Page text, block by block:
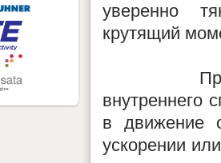
уверенно
крутящий
При
внутреннего
в движение
ускорении